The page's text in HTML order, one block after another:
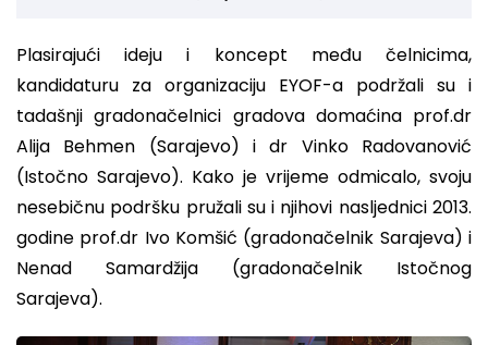
Plasirajući ideju i koncept među čelnicima,
kandidaturu za organizaciju EYOF-a podržali su i
tadašnji gradonačelnici gradova domaćina prof.dr
Alija Behmen (Sarajevo) i dr Vinko Radovanović
(Istočno Sarajevo). Kako je vrijeme odmicalo, svoju
nesebičnu podršku pružali su i njihovi nasljednici 2013.
godine prof.dr Ivo Komšić (gradonačelnik Sarajeva) i
Nenad Samardžija (gradonačelnik Istočnog
Sarajeva).